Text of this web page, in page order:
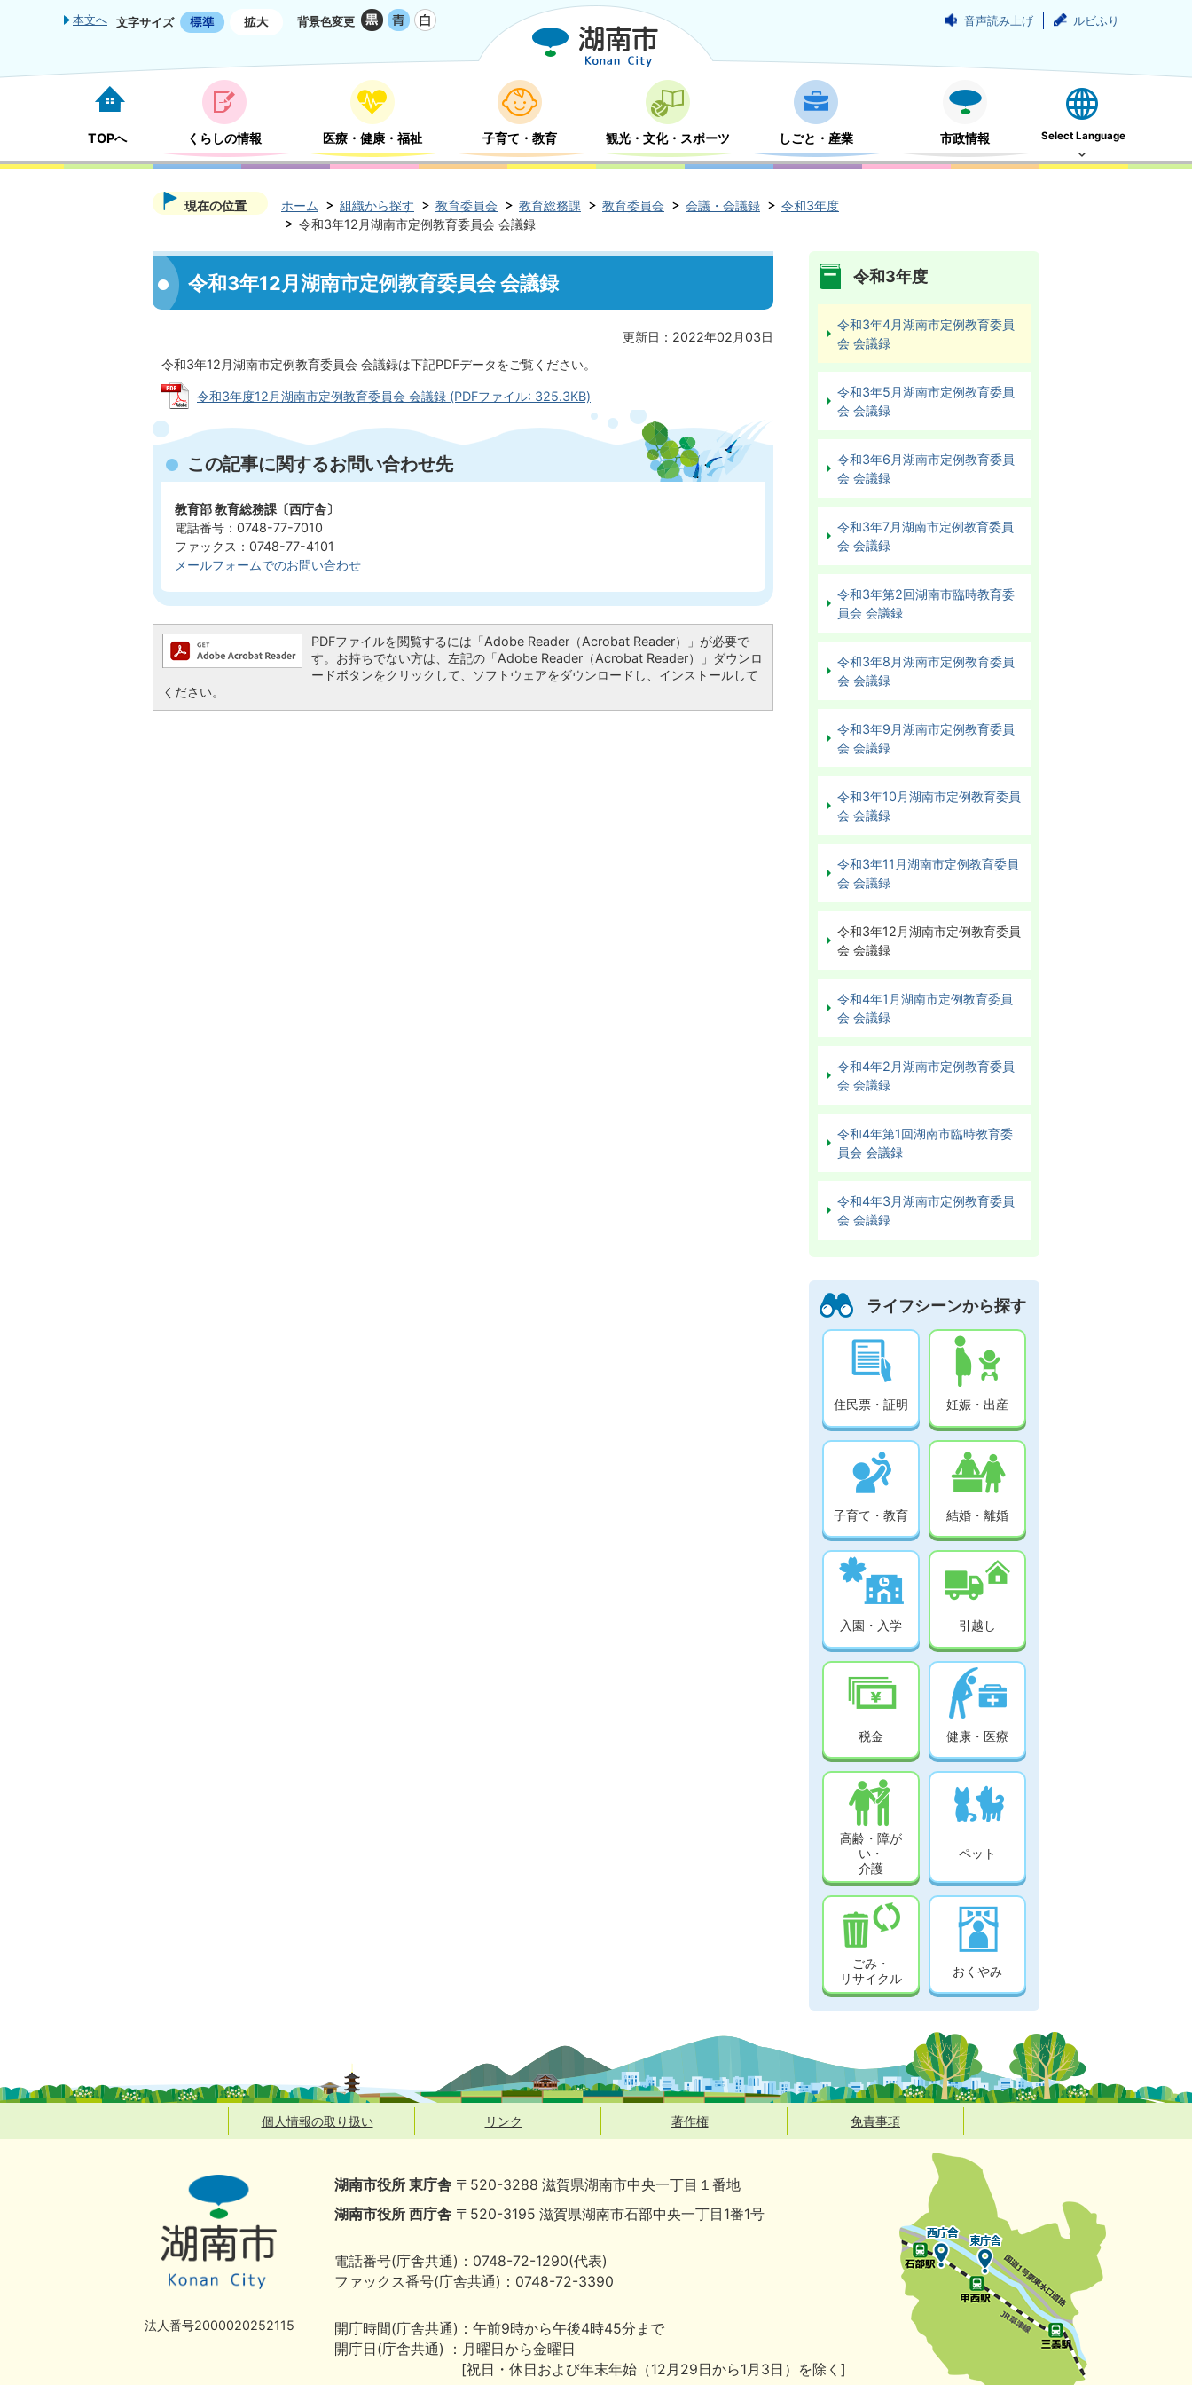
本文へ 文字サイズ 背景色変更 音声読み上げ ルビふり
TOPへ くらしの情報 医療・健康・福祉 子育て・教育 観光・文化・スポーツ しごと・産業 市政情報 Select Language
現在の位置 ホーム 組織から探す 教育委員会 教育総務課 教育委員会 会議・会議録
令和3年度
令和3年12月湖南市定例教育委員会 会議録
令和3年12月湖南市定例教育委員会 会議録
更新日：2022年02月03日
令和3年12月湖南市定例教育委員会 会議録は下記PDFデータをご覧ください。
令和3年度12月湖南市定例教育委員会 会議録 (PDFファイル: 325.3KB)
この記事に関するお問い合わせ先
教育部 教育総務課〔西庁舎〕
電話番号：0748-77-7010
ファックス：0748-77-4101
メールフォームでのお問い合わせ
PDFファイルを閲覧するには「Adobe Reader（Acrobat Reader）」が必要で
す。お持ちでない方は、左記の「Adobe Reader（Acrobat Reader）」ダウンロ
ードボタンをクリックして、ソフトウェアをダウンロードし、インストールして
ください。
令和3年度
令和3年4月湖南市定例教育委員
会 会議録
令和3年5月湖南市定例教育委員
会 会議録
令和3年6月湖南市定例教育委員
会 会議録
令和3年7月湖南市定例教育委員
会 会議録
令和3年第2回湖南市臨時教育委
員会 会議録
令和3年8月湖南市定例教育委員
会 会議録
令和3年9月湖南市定例教育委員
会 会議録
令和3年10月湖南市定例教育委員
会 会議録
令和3年11月湖南市定例教育委員
会 会議録
令和3年12月湖南市定例教育委員
会 会議録
令和4年1月湖南市定例教育委員
会 会議録
令和4年2月湖南市定例教育委員
会 会議録
令和4年第1回湖南市臨時教育委
員会 会議録
令和4年3月湖南市定例教育委員
会 会議録
ライフシーンから探す
住民票・証明 妊娠・出産
子育て・教育 結婚・離婚
入園・入学 引越し
税金 健康・医療
高齢・障が
い・
介護
ペット
ごみ・
リサイクル
おくやみ
個人情報の取り扱い リンク 著作権 免責事項
法人番号2000020252115
湖南市役所 東庁舎 〒520-3288 滋賀県湖南市中央一丁目１番地
湖南市役所 西庁舎 〒520-3195 滋賀県湖南市石部中央一丁目1番1号
電話番号(庁舎共通)：0748-72-1290(代表)
ファックス番号(庁舎共通)：0748-72-3390
開庁時間(庁舎共通)：午前9時から午後4時45分まで
開庁日(庁舎共通) ：月曜日から金曜日
[祝日・休日および年末年始（12月29日から1月3日）を除く]